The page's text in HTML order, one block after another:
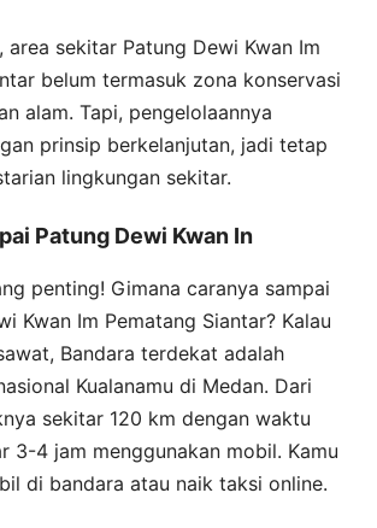
area sekitar Patung Dewi Kwan Im
belum termasuk zona konservasi
alam. Tapi, pengelolaannya
prinsip berkelanjutan, jadi tetap
lingkungan sekitar.
Patung Dewi Kwan In
penting! Gimana caranya sampai
Kwan Im Pematang Siantar? Kalau
Bandara terdekat adalah
Kualanamu di Medan. Dari
sekitar 120 km dengan waktu
3-4 jam menggunakan mobil. Kamu
di bandara atau naik taksi online.